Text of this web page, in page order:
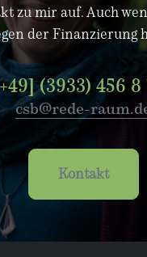
zu mir auf. Auch
der Finanzierung
(3933) 456 8
csb@rede-
Kontakt